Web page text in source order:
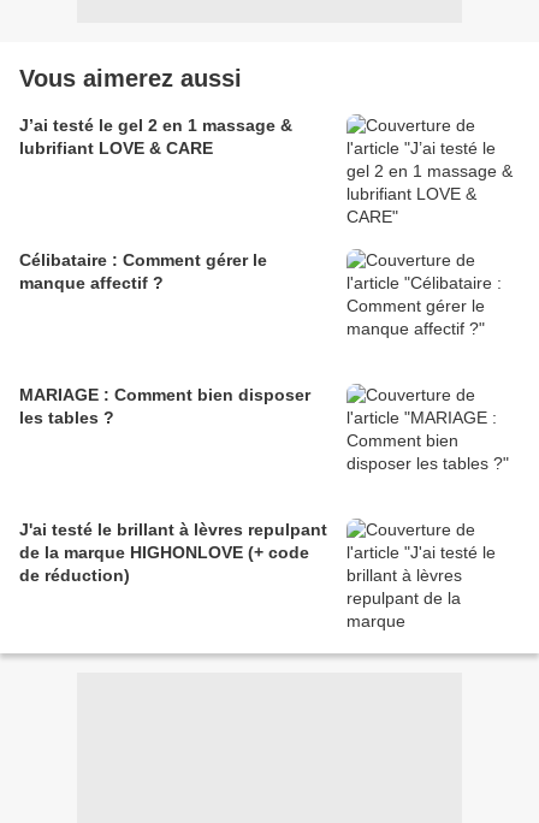
Vous aimerez aussi
J’ai testé le gel 2 en 1 massage &
lubrifiant LOVE & CARE
Célibataire : Comment gérer le
manque affectif ?
MARIAGE : Comment bien disposer
les tables ?
J'ai testé le brillant à lèvres repulpant
de la marque HIGHONLOVE (+ code
de réduction)